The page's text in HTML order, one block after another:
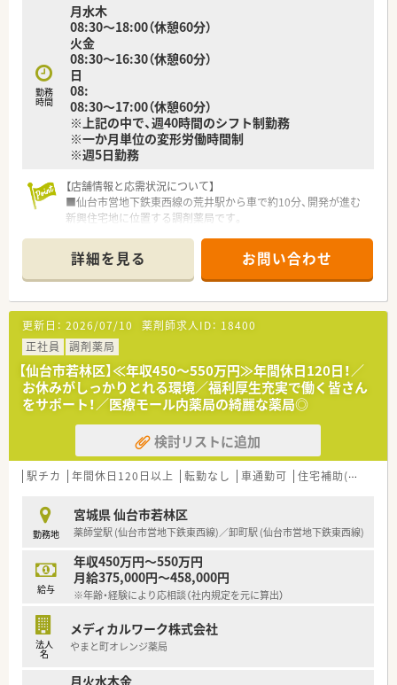
勤務
時間
月水木
08:30～18:00（休憩60分）
火金
08:30～16:30（休憩60分）
日
08:
08:30～17:00（休憩60分）
※上記の中で、週40時間のシフト制勤務
※一か月単位の変形労働時間制
※週5日勤務
【店舗情報と応需状況について】
■仙台市営地下鉄東西線の荒井駅から車で約10分、開発が進む
新興住宅地に位置する調剤薬局です。
のため専門性を高めることができます。
■処方箋は1日平均80枚、日曜は100枚程度で、薬剤師は常時4名
体制で業務にあたります。
【求人情報について】
■ご経験や能力を考慮し、年収450万円から550万円の範囲で優
遇されるため、高収入が期待できます。
■年間休日は120日以上あり、土曜日と他1日の完全週休2日制で
プライベートの時間も確保できます。
■世帯主の方には住宅手当を支給するほか、退職金制度や産休・
育休制度など福利厚生が充実しています。
【職場環境と雰囲気】
■管理薬剤師をはじめ20代から30代の若手スタッフが中心とな
って活躍しており、活気のある職場です。
効率的に業務へ取り組むことができます。
■門前のクリニックとは日頃から密に連携が取れており、疑義照
会などもスムーズに行える関係性です。
【法人特徴について】
■仙台市内に複数の調剤薬局を展開しており、地域に根差した医
療の提供を理念として掲げています。
固な連携と安定した経営基盤を確立しています。
■薬剤師会が主催する研修への参加費用を会社が負担するなど、
詳細を見る お問い合わせ
更新日： 2026/07/10 薬剤師求人ID： 18400
正社員
調剤薬局
【仙台市若林区】≪年収450～550万円≫年間休日120日！／
お休みがしっかりとれる環境／福利厚生充実で働く皆さん
をサポート！／医療モール内薬局の綺麗な薬局◎
検討リストに追加
駅チカ 年間休日120日以上 転勤なし 車通勤可 住宅補助(手当)あり
勤務地
宮城県 仙台市若林区
薬師堂駅 (仙台市営地下鉄東西線)／卸町駅 (仙台市営地下鉄東西線)
給与
年収450万円～550万円
月給375,000円～458,000円
※年齢・経験により応相談（社内規定を元に算出）
法人
名
メディカルワーク株式会社
やまと町オレンジ薬局
月火水木金